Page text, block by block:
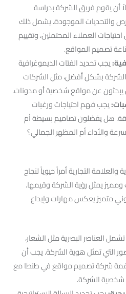
أن يقوم فريق الشركة بدراسة
والتحديات الموجودة. يشمل ذلك
العملاء المحتملين، وتقييم
تصميم المواقع.
يجب تحديد الفئات الديموغرافية
بشكل أفضل، مثل الشركات
يبحثون عن مواقع شخصية أو مدونات.
يجب فهم احتياجات ورغبات
هل يفضلون تصاميم بسيطة أم
والأداء أم المظهر الجمالي؟
التجارية أمراً حيوياً لنجاح
يمثل رؤية الشركة وقيمها.
متميز يعكس مهارات وإبداع
تشمل العناصر البصرية مثل الشعار،
التي تمثل هوية الشركة. يجب أن
شركة تصميم مواقع في طنطا مع
الشركة.